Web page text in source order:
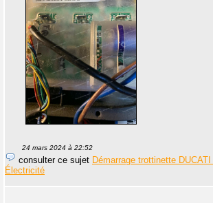
24 mars 2024 à 22:52
consulter ce sujet Démarrage trottinette
Électricité